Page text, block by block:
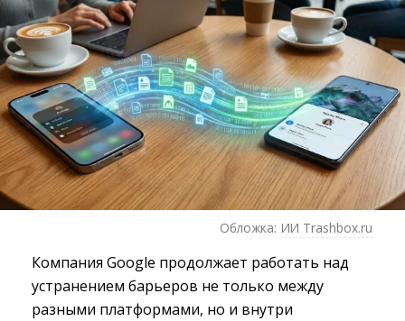
Обложка: ИИ Trashbox.ru
Компания Google продолжает работать над
устранением барьеров не только между
разными платформами, но и внутри